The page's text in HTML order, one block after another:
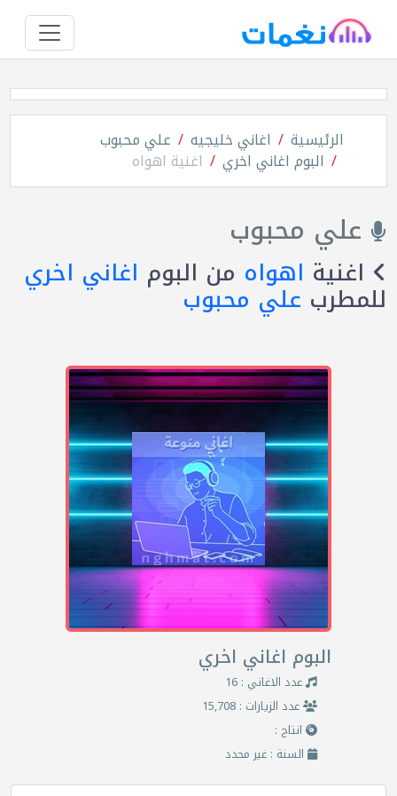
الرئيسية اغاني خليجيه علي محبوب
البوم اغاني اخري اغنية اهواه
علي محبوب
اغنية اهواه من البوم اغاني اخري
للمطرب علي محبوب
البوم اغاني اخري
عدد الاغاني : 16
عدد الزيارات : 15,708
انتاج :
السنة : غير محدد